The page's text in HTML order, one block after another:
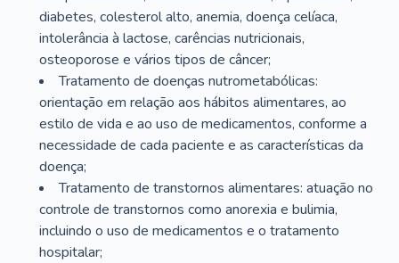
diabetes, colesterol alto, anemia, doença celíaca,
intolerância à lactose, carências nutricionais,
osteoporose e vários tipos de câncer;
Tratamento de doenças nutrometabólicas:
orientação em relação aos hábitos alimentares, ao
estilo de vida e ao uso de medicamentos, conforme a
necessidade de cada paciente e as características da
doença;
Tratamento de transtornos alimentares: atuação no
controle de transtornos como anorexia e bulimia,
incluindo o uso de medicamentos e o tratamento
hospitalar;